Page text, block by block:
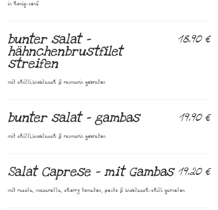
in honig-senf
bunter salat –
hähnchenbrustfilet
streifen
18,90 €
mit chilli,knoblauch & rosmarin gebraten
bunter salat – gambas 19,90 €
mit chilli,knoblauch & rosmarin gebraten
Salat Caprese – mit Gambas 19,20 €
mit rucola, mozarella, cherry tomaten, pesto & knoblauch-chili garnelen